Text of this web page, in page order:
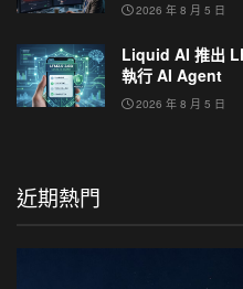
2026 年 8 月 5 日
Liquid AI 推出
執行 AI Agent
2026 年 8 月 5 日
近期熱門